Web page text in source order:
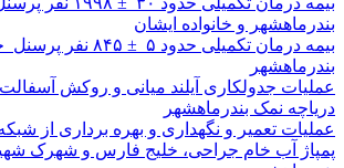
بندرماهشهر و خانواده ایشان
بیمه درمان تکمیلی
بندرماهشهر
عملیات جدولکاری آیلند میانی و روکش
دریاچه نمک بندرماهشهر
عملیات تعمیر و نگهداری و بهره برداری از
پمپاژ آب خام جراحی، خلیج فارس و شهرک